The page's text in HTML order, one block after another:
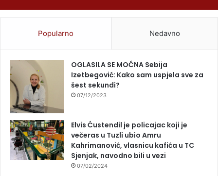
Popularno Nedavno
OGLASILA SE MOĆNA Sebija
Izetbegović: Kako sam uspjela sve za
šest sekundi?
07/12/2023
Elvis Ćustendil je policajac koji je
večeras u Tuzli ubio Amru
Kahrimanović, vlasnicu kafića u TC
Sjenjak, navodno bili u vezi
07/02/2024